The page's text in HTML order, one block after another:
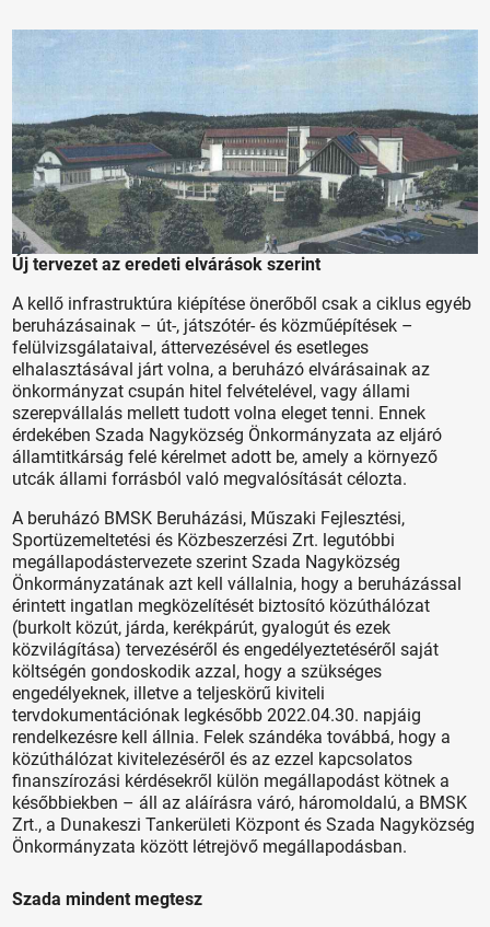
Új tervezet az eredeti elvárások szerint
A kellő infrastruktúra kiépítése önerőből csak a ciklus egyéb
beruházásainak – út-, játszótér- és közműépítések –
felülvizsgálataival, áttervezésével és esetleges
elhalasztásával járt volna, a beruházó elvárásainak az
önkormányzat csupán hitel felvételével, vagy állami
szerepvállalás mellett tudott volna eleget tenni. Ennek
érdekében Szada Nagyközség Önkormányzata az eljáró
államtitkárság felé kérelmet adott be, amely a környező
utcák állami forrásból való megvalósítását célozta.
A beruházó BMSK Beruházási, Műszaki Fejlesztési,
Sportüzemeltetési és Közbeszerzési Zrt. legutóbbi
megállapodástervezete szerint Szada Nagyközség
Önkormányzatának azt kell vállalnia, hogy a beruházással
érintett ingatlan megközelítését biztosító közúthálózat
(burkolt közút, járda, kerékpárút, gyalogút és ezek
közvilágítása) tervezéséről és engedélyeztetéséről saját
költségén gondoskodik azzal, hogy a szükséges
engedélyeknek, illetve a teljeskörű kiviteli
tervdokumentációnak legkésőbb 2022.04.30. napjáig
rendelkezésre kell állnia. Felek szándéka továbbá, hogy a
közúthálózat kivitelezéséről és az ezzel kapcsolatos
finanszírozási kérdésekről külön megállapodást kötnek a
későbbiekben – áll az aláírásra váró, háromoldalú, a BMSK
Zrt., a Dunakeszi Tankerületi Központ és Szada Nagyközség
Önkormányzata között létrejövő megállapodásban.
Szada mindent megtesz